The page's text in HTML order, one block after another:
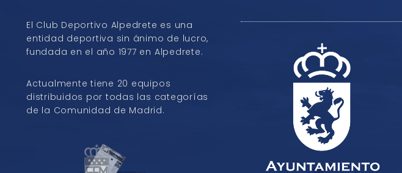
El Club Deportivo Alpedrete es una
entidad deportiva sin ánimo de lucro,
fundada en el año 1977 en Alpedrete.
Actualmente tiene 20 equipos
distribuidos por todas las categorías
de la Comunidad de Madrid.